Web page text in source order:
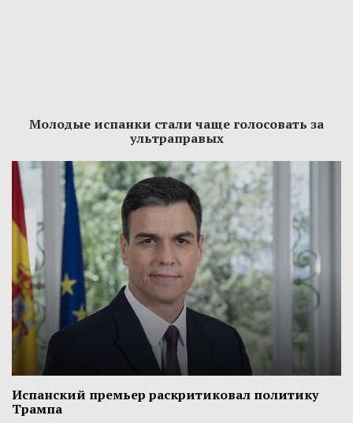
Молодые испанки стали чаще голосовать за
ультраправых
Испанский премьер раскритиковал политику
Трампа